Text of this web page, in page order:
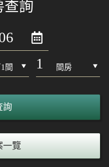
查詢
間 間房
詢
一覽